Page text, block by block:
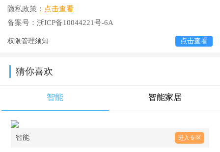
隐私政策： 点击查看
备案号： 浙ICP备10044221号-6A
权限管理须知 点击查看
猜你喜欢
智能 智能家居
智能 进入专区